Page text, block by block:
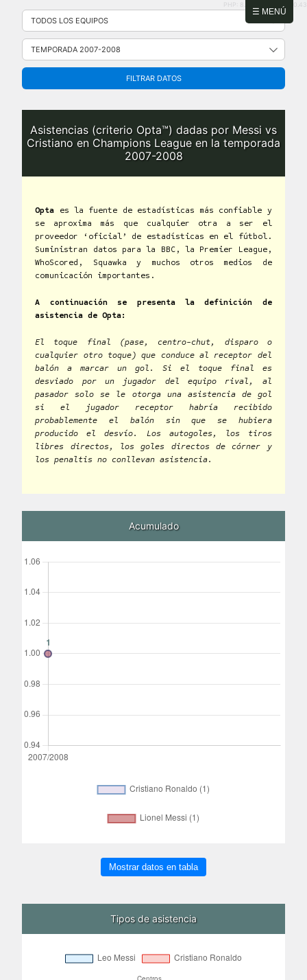
☰ MENÚ
Saltar
contenido
PHP: 8.2.31 | MySQL: 8.0.43
FILTRAR DATOS
Asistencias (criterio Opta™) dadas por Messi vs
Cristiano en Champions League en la temporada
2007-2008
Opta es la fuente de estadísticas más confiable y
se aproxima más que cualquier otra a ser el
proveedor ‘oficial’ de estadísticas en el fútbol.
Suministran datos para la BBC, la Premier League,
WhoScored, Squawka y muchos otros medios de
comunicación importantes.
A continuación se presenta la definición de
asistencia de Opta:
El toque final (pase, centro-chut, disparo o
cualquier otro toque) que conduce al receptor del
balón a marcar un gol. Si el toque final es
desviado por un jugador del equipo rival, al
pasador solo se le otorga una asistencia de gol
si el jugador receptor habría recibido
probablemente el balón sin que se hubiera
producido el desvío. Los autogoles, los tiros
libres directos, los goles directos de córner y
los penaltis no conllevan asistencia.
Acumulado
Mostrar datos en tabla
Tipos de asistencia